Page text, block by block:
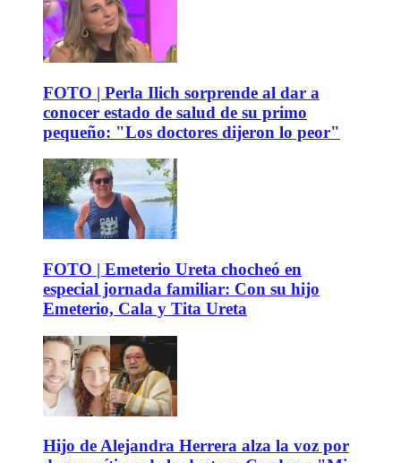
FOTO | Perla Ilich sorprende al dar a
conocer estado de salud de su primo
pequeño: "Los doctores dijeron lo peor"
FOTO | Emeterio Ureta chocheó en
especial jornada familiar: Con su hijo
Emeterio, Cala y Tita Ureta
Hijo de Alejandra Herrera alza la voz por